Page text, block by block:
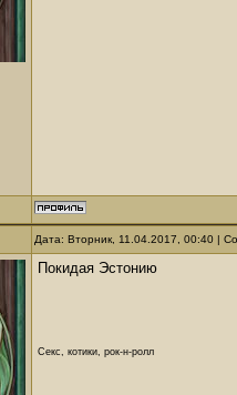
Дата: Вторник, 11.04.2017, 00:40 |
Покидая Эстонию
Секс, котики, рок-н-ролл